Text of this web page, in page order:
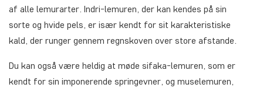
af alle lemurarter. Indri-lemuren, der kan kendes på sin
sorte og hvide pels, er især kendt for sit karakteristiske
kald, der runger gennem regnskoven over store afstande.
Du kan også være heldig at møde sifaka-lemuren, som er
kendt for sin imponerende springevner, og muselemuren,